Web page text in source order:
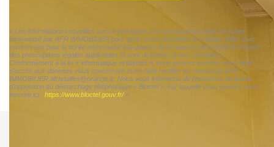
« Les informations recueillies sur ce formulaire sont enregistrées dans un fichier
informatisé par AFR IMMOBILIER pour gérer votre demande de contact. Elles sont
conservées pour la durée nécessaire à la gestion de la relation client dans le respect
des prescriptions légales applicables et sont destinées à nos conseillers
Conformément à la loi « informatique et libertés », vous pouvez exercer votre droit
d'accès aux données vous concernant et les faire rectifier en contactant AFR
IMMOBILIER afrhouilles@orange.fr. Nous vous informons de l'existence de la liste
d'opposition au démarchage téléphonique « Bloctel », sur laquelle vous pouvez vous
inscrire ici : https://www.bloctel.gouv.fr/»